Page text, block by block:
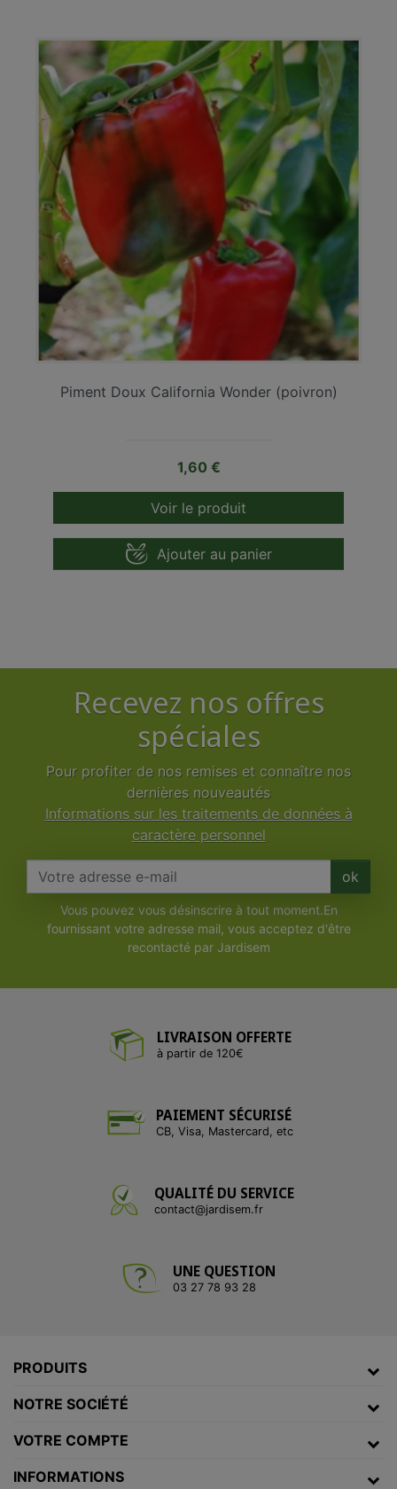
Piment Doux California Wonder (poivron)
Prix
1,60 €
Voir le produit
Ajouter au panier
Recevez nos offres
spéciales
Pour profiter de nos remises et connaître nos
dernières nouveautés
Informations sur les traitements de données à
caractère personnel
ok
Vous pouvez vous désinscrire à tout moment.En
fournissant votre adresse mail, vous acceptez d'être
recontacté par Jardisem
LIVRAISON OFFERTE
à partir de 120€
PAIEMENT SÉCURISÉ
CB, Visa, Mastercard, etc
QUALITÉ DU SERVICE
contact@jardisem.fr
UNE QUESTION
03 27 78 93 28
PRODUITS
NOTRE SOCIÉTÉ
VOTRE COMPTE
INFORMATIONS